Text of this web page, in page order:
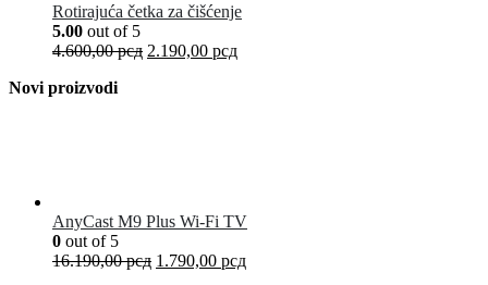
Rotirajuća četka za čišćenje
5.00 out of 5
4.600,00рсд 2.190,00 рсд
Novi proizvodi
AnyCast M9 Plus Wi-Fi TV
0 out of 5
16.190,00рсд 1.790,00 рсд